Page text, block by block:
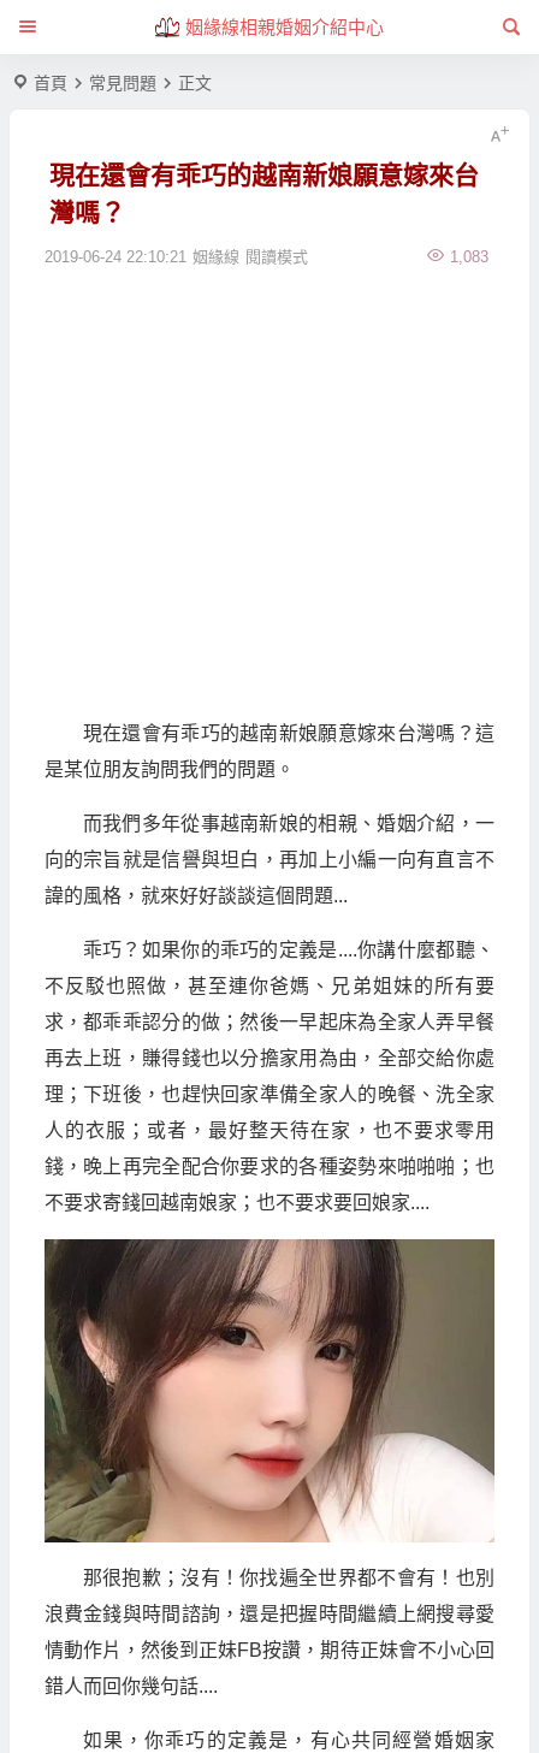
姻緣線相親婚姻介紹中心
首頁 常見問題 正文
現在還會有乖巧的越南新娘願意嫁來台
灣嗎？
2019-06-24 22:10:21 姻緣線 1,083
閱讀模式
現在還會有乖巧的越南新娘願意嫁來台灣嗎？這
是某位朋友詢問我們的問題。
而我們多年從事越南新娘的相親、婚姻介紹，一
向的宗旨就是信譽與坦白，再加上小編一向有直言不
諱的風格，就來好好談談這個問題...
乖巧？如果你的乖巧的定義是....你講什麼都聽、
不反駁也照做，甚至連你爸媽、兄弟姐妹的所有要
求，都乖乖認分的做；然後一早起床為全家人弄早餐
再去上班，賺得錢也以分擔家用為由，全部交給你處
理；下班後，也趕快回家準備全家人的晚餐、洗全家
人的衣服；或者，最好整天待在家，也不要求零用
錢，晚上再完全配合你要求的各種姿勢來啪啪啪；也
不要求寄錢回越南娘家；也不要求要回娘家....
那很抱歉；沒有！你找遍全世界都不會有！也別
浪費金錢與時間諮詢，還是把握時間繼續上網搜尋愛
情動作片，然後到正妹FB按讚，期待正妹會不小心回
錯人而回你幾句話....
如果，你乖巧的定義是，有心共同經營婚姻家